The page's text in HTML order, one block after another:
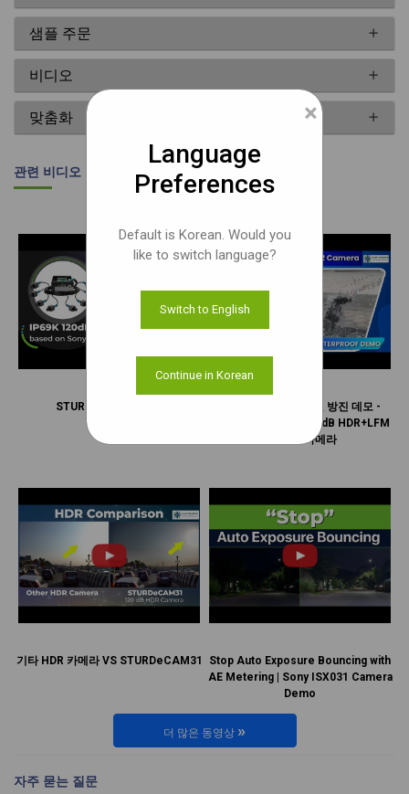
샘플 주문
비디오
맞춤화
관련 비디오
STURDeCAM31 소개
IP69K 카메라 방수 및 방진 데모 -
STURDeCAM31 | 120dB HDR+LFM
GMSL2 카메라
기타 HDR 카메라 VS STURDeCAM31
Stop Auto Exposure Bouncing with
AE Metering | Sony ISX031 Camera
Demo
더 많은 동영상 »
자주 묻는 질문
×
Language
Preferences
Default is Korean. Would you
like to switch language?
Switch to English
Continue in Korean